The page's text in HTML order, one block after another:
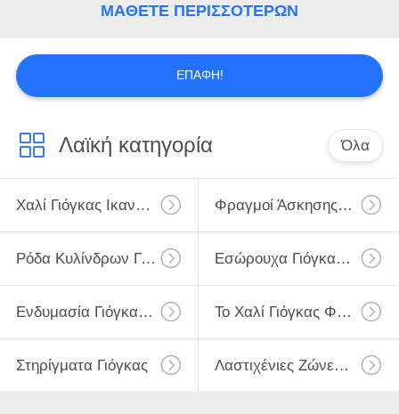
ΜΆΘΕΤΕ ΠΕΡΙΣΣΌΤΕΡΩΝ
ΕΠΑΦΉ!
Λαϊκή κατηγορία Όλα
Χαλί Γιόγκας Ικανότητας Φραγμοί Άσκησης Γιόγκας
Ρόδα Κυλίνδρων Γιόγκας Εσώρουχα Γιόγκας Γυμναστικής
Ενδυμασία Γιόγκας Γυναικών Το Χαλί Γιόγκας Φέρνει Την Τσάντα
Στηρίγματα Γιόγκας Λαστιχένιες Ζώνες Ικανότητας